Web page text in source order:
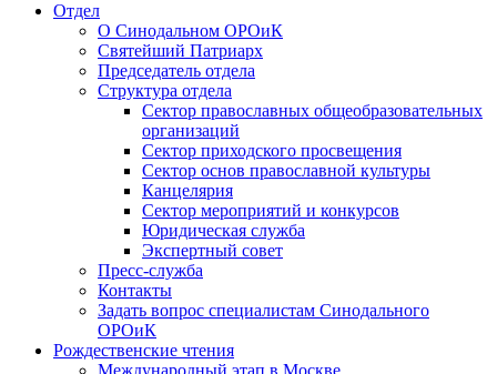
Отдел
О Синодальном ОРОиК
Святейший Патриарх
Председатель отдела
Структура отдела
Сектор православных общеобразовательных
организаций
Сектор приходского просвещения
Сектор основ православной культуры
Канцелярия
Сектор мероприятий и конкурсов
Юридическая служба
Экспертный совет
Пресс-служба
Контакты
Задать вопрос специалистам Синодального
ОРОиК
Рождественские чтения
Международный этап в Москве